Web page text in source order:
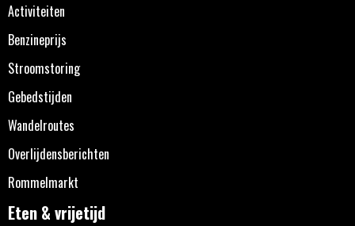
Activiteiten
Benzineprijs
Stroomstoring
Gebedstijden
Wandelroutes
Overlijdensberichten
Rommelmarkt
Eten & vrijetijd